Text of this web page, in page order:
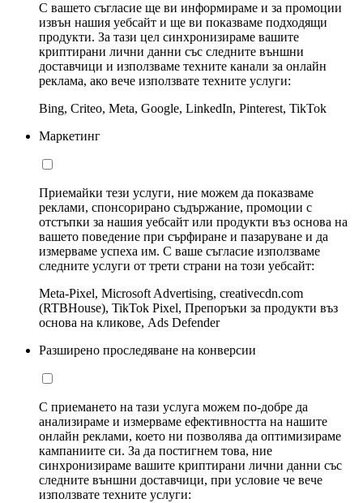
С вашето съгласие ще ви информираме и за промоции
извън нашия уебсайт и ще ви показваме подходящи
продукти. За тази цел синхронизираме вашите
криптирани лични данни със следните външни
доставчици и използваме техните канали за онлайн
реклама, ако вече използвате техните услуги:
Bing, Criteo, Meta, Google, LinkedIn, Pinterest, TikTok
Маркетинг
Приемайки тези услуги, ние можем да показваме
реклами, спонсорирано съдържание, промоции с
отстъпки за нашия уебсайт или продукти въз основа на
вашето поведение при сърфиране и пазаруване и да
измерваме успеха им. С ваше съгласие използваме
следните услуги от трети страни на този уебсайт:
Meta-Pixel, Microsoft Advertising, creativecdn.com
(RTBHouse), TikTok Pixel, Препоръки за продукти въз
основа на кликове, Ads Defender
Разширено проследяване на конверсии
С приемането на тази услуга можем по-добре да
анализираме и измерваме ефективността на нашите
онлайн реклами, което ни позволява да оптимизираме
кампаниите си. За да постигнем това, ние
синхронизираме вашите криптирани лични данни със
следните външни доставчици, при условие че вече
използвате техните услуги: